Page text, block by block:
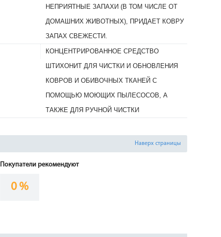
НЕПРИЯТНЫЕ ЗАПАХИ (В ТОМ ЧИСЛЕ ОТ
ДОМАШНИХ ЖИВОТНЫХ), ПРИДАЕТ КОВРУ
ЗАПАХ СВЕЖЕСТИ.
КОНЦЕНТРИРОВАННОЕ СРЕДСТВО
ШТИХОНИТ ДЛЯ ЧИСТКИ И ОБНОВЛЕНИЯ
КОВРОВ И ОБИВОЧНЫХ ТКАНЕЙ С
ПОМОЩЬЮ МОЮЩИХ ПЫЛЕСОСОВ, А
ТАКЖЕ ДЛЯ РУЧНОЙ ЧИСТКИ
Наверх страницы
Покупатели рекомендуют
0 %